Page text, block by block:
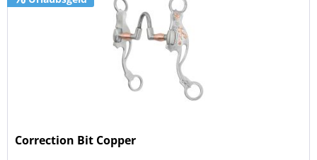
Correction Bit Copper